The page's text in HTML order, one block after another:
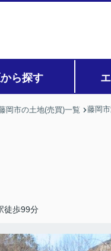
ら探す
岡市の土地(売買)一覧 藤岡
徒歩99分